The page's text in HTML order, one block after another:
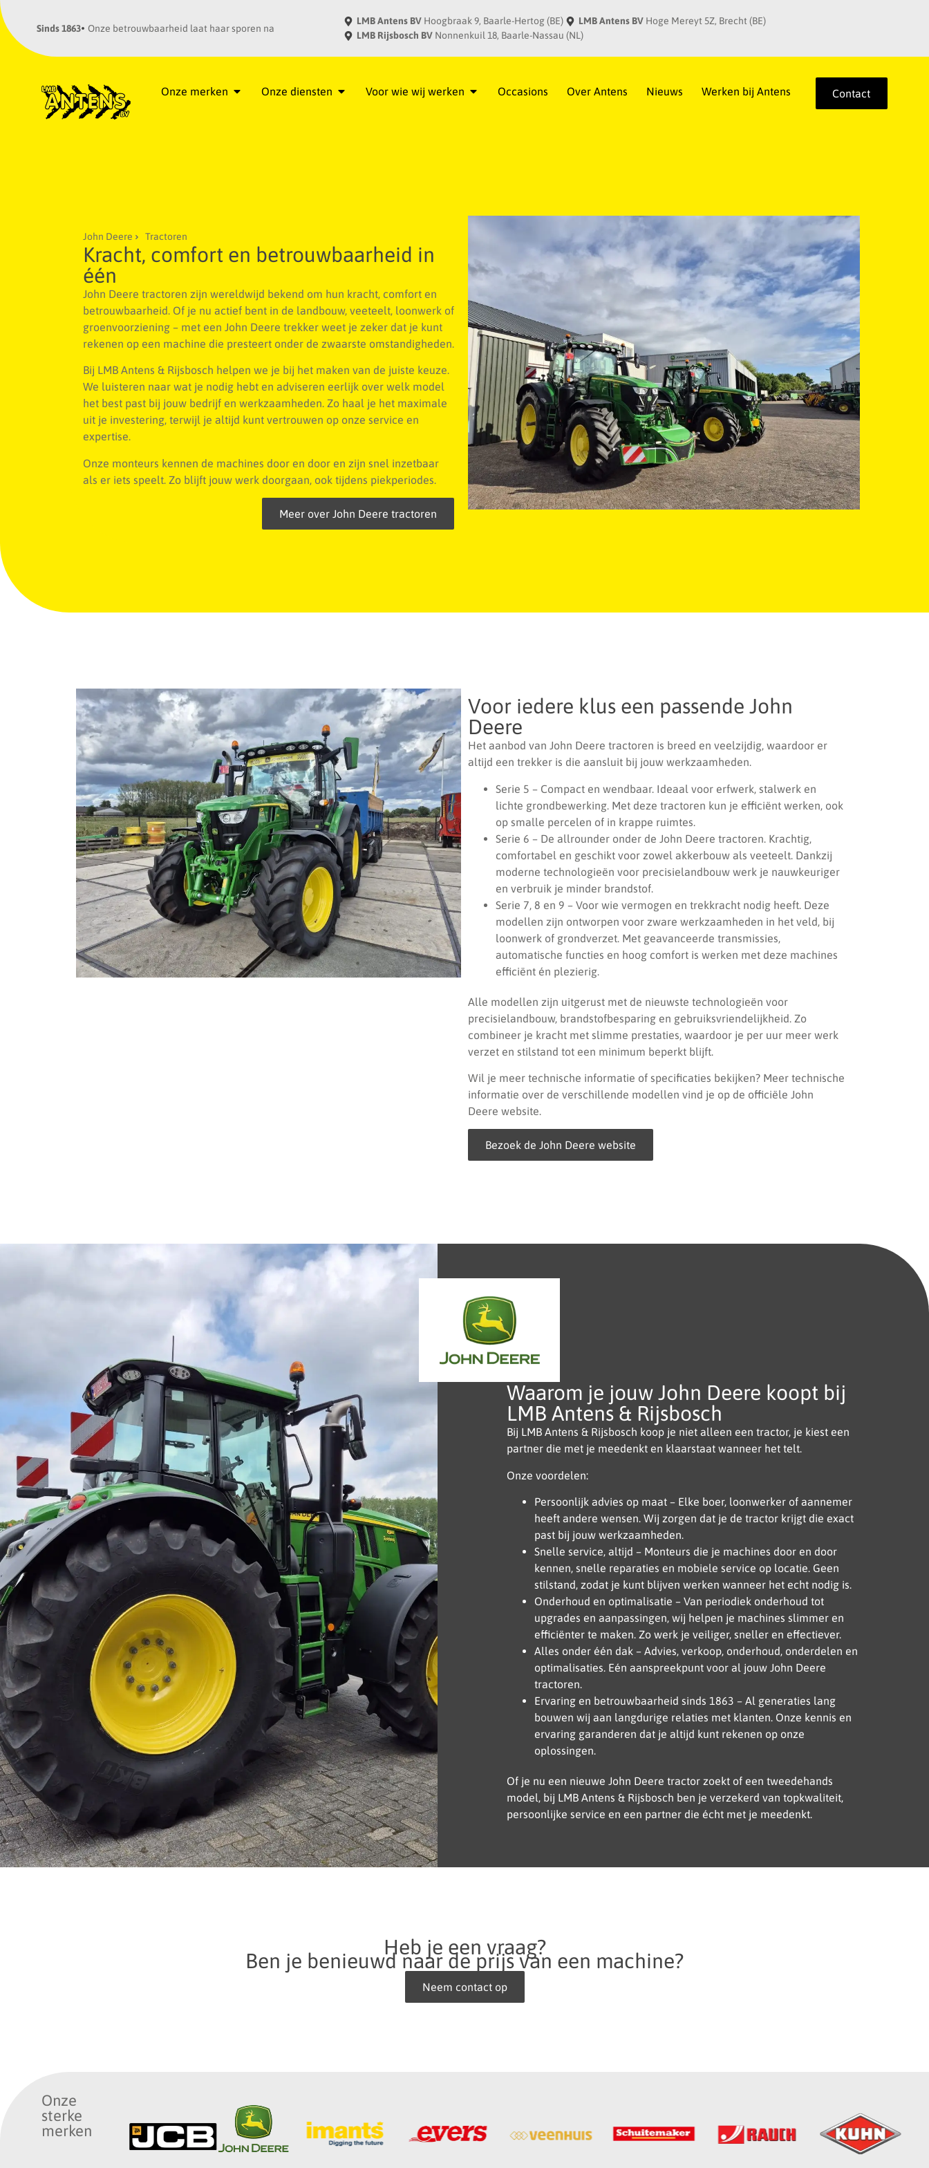
Sinds 1863 Onze betrouwbaarheid laat haar sporen na
LMB Antens BVHoogbraak 9, Baarle-Hertog (BE) LMB Antens BV Hoge Mereyt 5Z, Brecht (BE)
LMB Rijsbosch BV Nonnenkuil 18, Baarle-Nassau (NL)
Onze merken Onze diensten Voor wie wij werken Occasions Over Antens Nieuws Werken bij Antens Contact
John Deere Tractoren
Kracht, comfort en betrouwbaarheid in
één
John Deere tractoren zijn wereldwijd bekend om hun kracht, comfort en
betrouwbaarheid. Of je nu actief bent in de landbouw, veeteelt, loonwerk of
groenvoorziening – met een John Deere trekker weet je zeker dat je kunt
rekenen op een machine die presteert onder de zwaarste omstandigheden.
Bij LMB Antens & Rijsbosch helpen we je bij het maken van de juiste keuze.
We luisteren naar wat je nodig hebt en adviseren eerlijk over welk model
het best past bij jouw bedrijf en werkzaamheden. Zo haal je het maximale
uit je investering, terwijl je altijd kunt vertrouwen op onze service en
expertise.
Onze monteurs kennen de machines door en door en zijn snel inzetbaar
als er iets speelt. Zo blijft jouw werk doorgaan, ook tijdens piekperiodes.
Meer over John Deere tractoren
Voor iedere klus een passende John
Deere
Het aanbod van John Deere tractoren is breed en veelzijdig, waardoor er
altijd een trekker is die aansluit bij jouw werkzaamheden.
Serie 5 – Compact en wendbaar. Ideaal voor erfwerk, stalwerk en
lichte grondbewerking. Met deze tractoren kun je efficiënt werken, ook
op smalle percelen of in krappe ruimtes.
Serie 6 – De allrounder onder de John Deere tractoren. Krachtig,
comfortabel en geschikt voor zowel akkerbouw als veeteelt. Dankzij
moderne technologieën voor precisielandbouw werk je nauwkeuriger
en verbruik je minder brandstof.
Serie 7, 8 en 9 – Voor wie vermogen en trekkracht nodig heeft. Deze
modellen zijn ontworpen voor zware werkzaamheden in het veld, bij
loonwerk of grondverzet. Met geavanceerde transmissies,
automatische functies en hoog comfort is werken met deze machines
efficiënt én plezierig.
Alle modellen zijn uitgerust met de nieuwste technologieën voor
precisielandbouw, brandstofbesparing en gebruiksvriendelijkheid. Zo
combineer je kracht met slimme prestaties, waardoor je per uur meer werk
verzet en stilstand tot een minimum beperkt blijft.
Wil je meer technische informatie of specificaties bekijken? Meer technische
informatie over de verschillende modellen vind je op de officiële John
Deere website.
Bezoek de John Deere website
Waarom je jouw John Deere koopt bij
LMB Antens & Rijsbosch
Bij LMB Antens & Rijsbosch koop je niet alleen een tractor, je kiest een
partner die met je meedenkt en klaarstaat wanneer het telt.
Onze voordelen:
Persoonlijk advies op maat – Elke boer, loonwerker of aannemer
heeft andere wensen. Wij zorgen dat je de tractor krijgt die exact
past bij jouw werkzaamheden.
Snelle service, altijd – Monteurs die je machines door en door
kennen, snelle reparaties en mobiele service op locatie. Geen
stilstand, zodat je kunt blijven werken wanneer het echt nodig is.
Onderhoud en optimalisatie – Van periodiek onderhoud tot
upgrades en aanpassingen, wij helpen je machines slimmer en
efficiënter te maken. Zo werk je veiliger, sneller en effectiever.
Alles onder één dak – Advies, verkoop, onderhoud, onderdelen en
optimalisaties. Eén aanspreekpunt voor al jouw John Deere
tractoren.
Ervaring en betrouwbaarheid sinds 1863 – Al generaties lang
bouwen wij aan langdurige relaties met klanten. Onze kennis en
ervaring garanderen dat je altijd kunt rekenen op onze
oplossingen.
Of je nu een nieuwe John Deere tractor zoekt of een tweedehands
model, bij LMB Antens & Rijsbosch ben je verzekerd van topkwaliteit,
persoonlijke service en een partner die écht met je meedenkt.
Heb je een vraag?
Ben je benieuwd naar de prijs van een machine?
Neem contact op
Onze
sterke
merken